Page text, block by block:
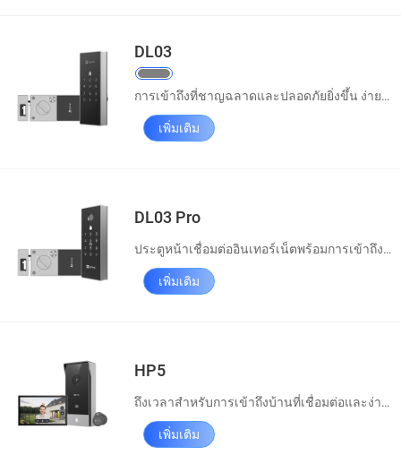
DL03
การเข้าถึงที่ชาญฉลาดและปลอดภัยยิ่งขึ้น ง่ายขึ้นแล้ว
เพิ่มเติม
DL03 Pro
ประตูหน้าเชื่อมต่ออินเทอร์เน็ตพร้อมการเข้าถึงแบบไม่ใช้กุญแจ
เพิ่มเติม
HP5
ถึงเวลาสำหรับการเข้าถึงบ้านที่เชื่อมต่อและง่ายดาย
เพิ่มเติม